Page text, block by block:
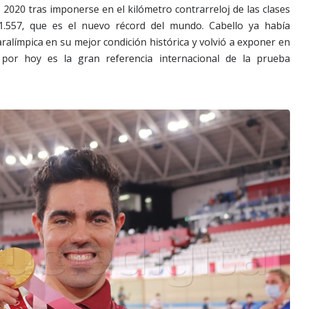
tras imponerse en el kilómetro contrarreloj de las clases
que es el nuevo récord del mundo. Cabello ya había
en su mejor condición histórica y volvió a exponer en
hoy es la gran referencia internacional de la prueba